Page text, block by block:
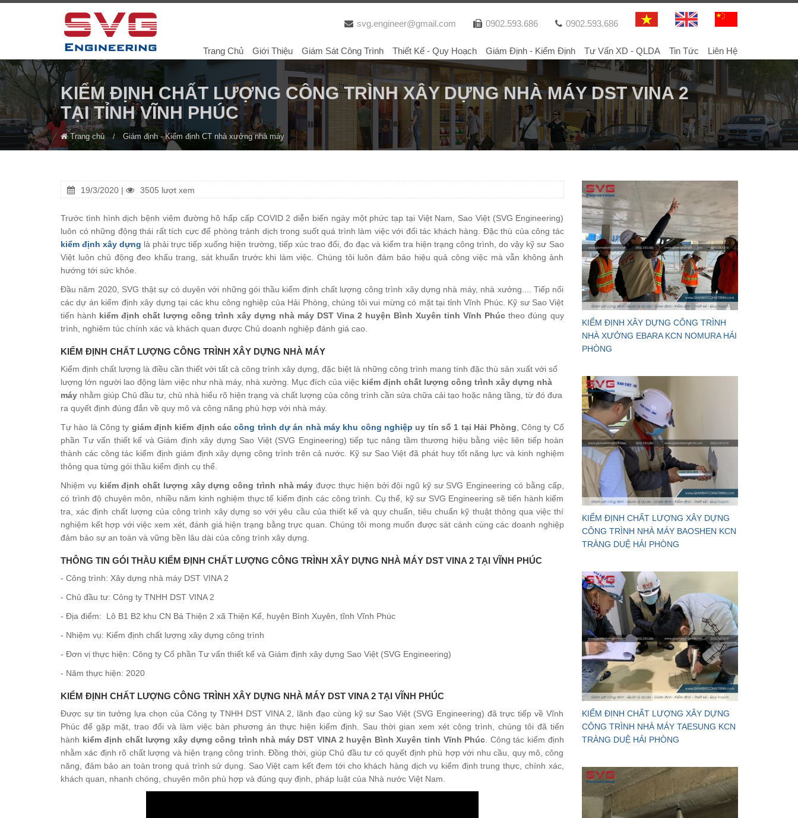
svg.engineer@gmail.com 0902.593.686 0902.593.686
Trang Chủ Giới Thiệu Giám Sát Công Trình Thiết Kế - Quy Hoạch Giám Định - Kiểm Định Tư Vấn XD - QLDA Tin Tức Liên Hệ
KIỂM ĐỊNH CHẤT LƯỢNG CÔNG TRÌNH XÂY DỰNG NHÀ MÁY DST VINA 2
TẠI TỈNH VĨNH PHÚC
Trang chủ Giám định - Kiểm định CT nhà xưởng nhà máy
19/3/2020 | 3505 lượt xem
Trước tình hình dịch bệnh viêm đường hô hấp cấp COVID 2 diễn biến ngày một phức tạp tại Việt Nam, Sao Việt (SVG Engineering)
luôn có những động thái rất tích cực để phòng tránh dịch trong suốt quá trình làm việc với đối tác khách hàng. Đặc thù của công tác
kiểm định xây dựng là phải trực tiếp xuống hiện trường, tiếp xúc trao đổi, đo đạc và kiểm tra hiện trạng công trình, do vậy kỹ sư Sao
Việt luôn chủ động đeo khẩu trang, sát khuẩn trước khi làm việc. Chúng tôi luôn đảm bảo hiệu quả công việc mà vẫn không ảnh
hướng tới sức khỏe.
Đầu năm 2020, SVG thật sự có duyên với những gói thầu kiểm định chất lượng công trình xây dựng nhà máy, nhà xưởng.... Tiếp nối
các dự án kiểm định xây dựng tại các khu công nghiệp của Hải Phòng, chúng tôi vui mừng có mặt tại tỉnh Vĩnh Phúc. Kỹ sư Sao Việt
tiến hành kiểm định chất lượng công trình xây dựng nhà máy DST Vina 2 huyện Bình Xuyên tỉnh Vĩnh Phúc theo đúng quy
trình, nghiêm túc chính xác và khách quan được Chủ doanh nghiệp đánh giá cao.
KIỂM ĐỊNH CHẤT LƯỢNG CÔNG TRÌNH XÂY DỰNG NHÀ MÁY
Kiểm định chất lượng là điều cần thiết với tất cả công trình xây dựng, đặc biệt là những công trình mang tính đặc thù sản xuất với số
lượng lớn người lao động làm việc như nhà máy, nhà xưởng. Mục đích của việc kiểm định chất lượng công trình xây dựng nhà
máy nhằm giúp Chủ đầu tư, chủ nhà hiểu rõ hiện trạng và chất lượng của công trình cần sửa chữa cải tạo hoặc nâng tầng, từ đó đưa
ra quyết định đúng đắn về quy mô và công năng phù hợp với nhà máy.
Tự hào là Công ty giám định kiểm định cáccông trình dự án nhà máy khu công nghiệp uy tín số 1 tại Hải Phòng , Công ty Cổ
phần Tư vấn thiết kế và Giám định xây dựng Sao Việt (SVG Engineering) tiếp tục nâng tầm thương hiệu bằng việc liên tiếp hoàn
thành các công tác kiểm định giám định xây dựng công trình trên cả nước. Kỹ sư Sao Việt đã phát huy tốt năng lực và kinh nghiệm
thông qua từng gói thầu kiểm định cụ thể.
Nhiệm vụ kiểm định chất lượng xây dựng công trình nhà máyđược thực hiện bởi đội ngũ kỹ sư SVG Engineering có bằng cấp,
có trình độ chuyên môn, nhiều năm kinh nghiệm thực tế kiểm định các công trình. Cụ thể, kỹ sư SVG Engineering sẽ tiến hành kiểm
tra, xác định chất lượng của công trình xây dựng so với yêu cầu của thiết kế và quy chuẩn, tiêu chuẩn kỹ thuật thông qua việc thí
nghiệm kết hợp với việc xem xét, đánh giá hiện trạng bằng trực quan. Chúng tôi mong muốn được sát cánh cùng các doanh nghiệp
đảm bảo sự an toàn và vững bền lâu dài của công trình xây dựng.
THÔNG TIN GÓI THẦU KIỂM ĐỊNH CHẤT LƯỢNG CÔNG TRÌNH XÂY DỰNG NHÀ MÁY DST VINA 2 TẠI VĨNH PHÚC
- Công trình: Xây dựng nhà máy DST VINA 2
- Chủ đầu tư: Công ty TNHH DST VINA 2
- Địa điểm: Lô B1 B2 khu CN Bá Thiện 2 xã Thiện Kế, huyện Bình Xuyên, tĩnh Vĩnh Phúc
- Nhiệm vụ: Kiểm định chất lượng xây dựng công trình
- Đơn vị thực hiện: Công ty Cổ phần Tư vấn thiết kế và Giám định xây dựng Sao Việt (SVG Engineering)
- Năm thực hiện: 2020
KIỂM ĐỊNH CHẤT LƯỢNG CÔNG TRÌNH XÂY DỰNG NHÀ MÁY DST VINA 2 TẠI VĨNH PHÚC
Được sự tin tưởng lựa chọn của Công ty TNHH DST VINA 2, lãnh đạo cùng kỹ sư Sao Việt (SVG Engineering) đã trực tiếp về Vĩnh
Phúc để gặp mặt, trao đổi và làm việc bàn phương án thực hiện kiểm định. Sau thời gian xem xét công trình, chúng tôi đã tiến
hành kiểm định chất lượng xây dựng công trình nhà máy DST VINA 2 huyện Bình Xuyên tỉnh Vĩnh Phúc . Công tác kiểm định
nhằm xác định rõ chất lượng và hiện trạng công trình. Đồng thời, giúp Chủ đầu tư có quyết định phù hợp với nhu cầu, quy mô, công
năng, đảm bảo an toàn trong quá trình sử dụng. Sao Việt cam kết đem tới cho khách hàng dịch vụ kiểm định trung thực, chính xác,
khách quan, nhanh chóng, chuyên môn phù hợp và đúng quy định, pháp luật của Nhà nước Việt Nam.
KIỂM ĐỊNH XÂY DỰNG CÔNG TRÌNH
NHÀ XƯỞNG EBARA KCN NOMURA HẢI
PHÒNG
KIỂM ĐỊNH CHẤT LƯỢNG XÂY DỰNG
CÔNG TRÌNH NHÀ MÁY BAOSHEN KCN
TRÀNG DUỆ HẢI PHÒNG
KIỂM ĐỊNH CHẤT LƯỢNG XÂY DỰNG
CÔNG TRÌNH NHÀ MÁY TAESUNG KCN
TRÀNG DUỆ HẢI PHÒNG